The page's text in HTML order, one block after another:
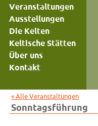
Veranstaltungen
Ausstellungen
Die Kelten
Keltische Stätten
Über uns
Kontakt
« Alle Veranstaltungen
Sonntagsführung